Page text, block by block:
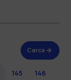
Cerca
145 146